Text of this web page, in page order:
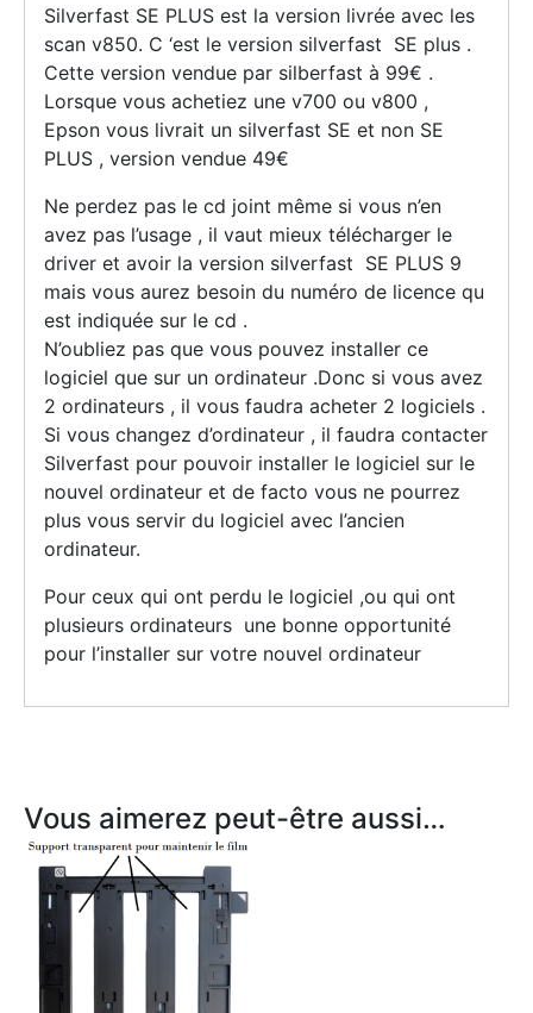
Silverfast SE PLUS est la version livrée avec les
scan v850. C ‘est le version silverfast SE plus .
Cette version vendue par silberfast à 99€ .
Lorsque vous achetiez une v700 ou v800 ,
Epson vous livrait un silverfast SE et non SE
PLUS , version vendue 49€
Ne perdez pas le cd joint même si vous n’en
avez pas l’usage , il vaut mieux télécharger le
driver et avoir la version silverfast SE PLUS 9
mais vous aurez besoin du numéro de licence qu
est indiquée sur le cd .
N’oubliez pas que vous pouvez installer ce
logiciel que sur un ordinateur .Donc si vous avez
2 ordinateurs , il vous faudra acheter 2 logiciels .
Si vous changez d’ordinateur , il faudra contacter
Silverfast pour pouvoir installer le logiciel sur le
nouvel ordinateur et de facto vous ne pourrez
plus vous servir du logiciel avec l’ancien
ordinateur.
Pour ceux qui ont perdu le logiciel ,ou qui ont
plusieurs ordinateurs une bonne opportunité
pour l’installer sur votre nouvel ordinateur
Vous aimerez peut-être aussi…